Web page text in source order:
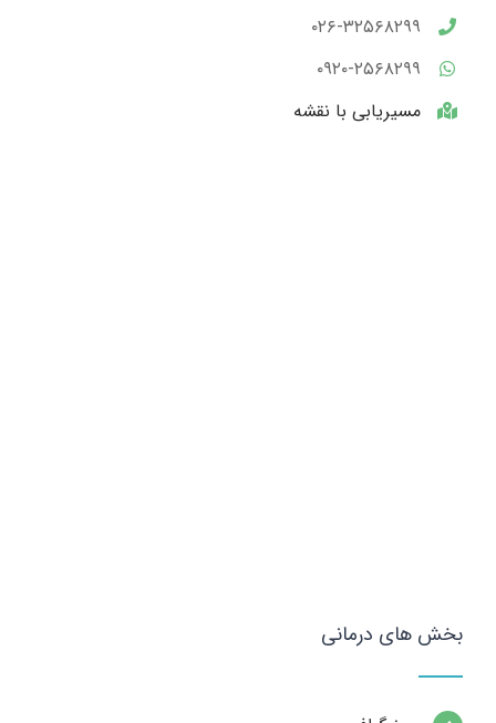
۰۲۶-۳۲۵۶۸۲۹۹
۰۹۲۰-۲۵۶۸۲۹۹
مسیریابی با نقشه
بخش های درمانی